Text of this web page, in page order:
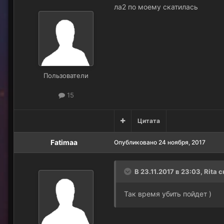
Пользователи
15
ла2 по моему скатилась
Цитата
Fatimaa Опубликовано 24 ноября, 2017
В 23.11.2017 в 23:03, Rita
Так время убить пойдет )